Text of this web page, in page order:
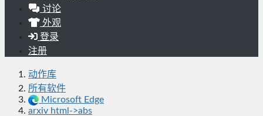
讨论
外观
登录
注册
动作库
所有软件
Microsoft Edge
arxiv html->abs